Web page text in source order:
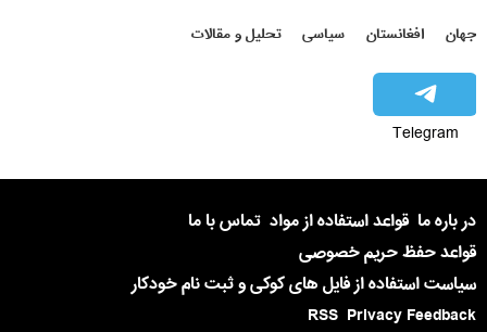
جهان افغانستان سیاسی تحلیل و مقالات
Telegram
در باره ما قواعد استفاده از مواد تماس با ما
قواعد حفظ حریم خصوصی
سیاست استفاده از فایل های کوکی و ثبت نام خودکار
Privacy Feedback
RSS